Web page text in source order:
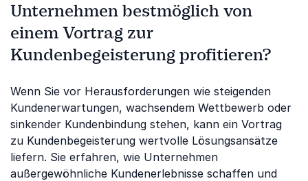
Unternehmen bestmöglich von
einem Vortrag zur
Kundenbegeisterung profitieren?
Wenn Sie vor Herausforderungen wie steigenden
Kundenerwartungen, wachsendem Wettbewerb oder
sinkender Kundenbindung stehen, kann ein Vortrag
zu Kundenbegeisterung wertvolle Lösungsansätze
liefern. Sie erfahren, wie Unternehmen
außergewöhnliche Kundenerlebnisse schaffen und